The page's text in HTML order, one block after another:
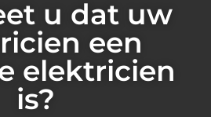
u dat uw
een
elektricien
is?